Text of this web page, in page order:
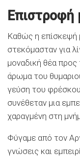
Επιστροφή
Καθώς η επίσκεψή
στεκόμασταν για
μοναδική θέα
άρωμα του
γεύση του
συνέθεταν μια
χαραγμένη στη
Φύγαμε από τον
γνώσεις και